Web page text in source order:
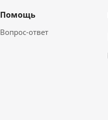
Помощь
Вопрос-ответ